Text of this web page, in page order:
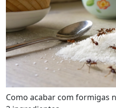
Como acabar com formigas